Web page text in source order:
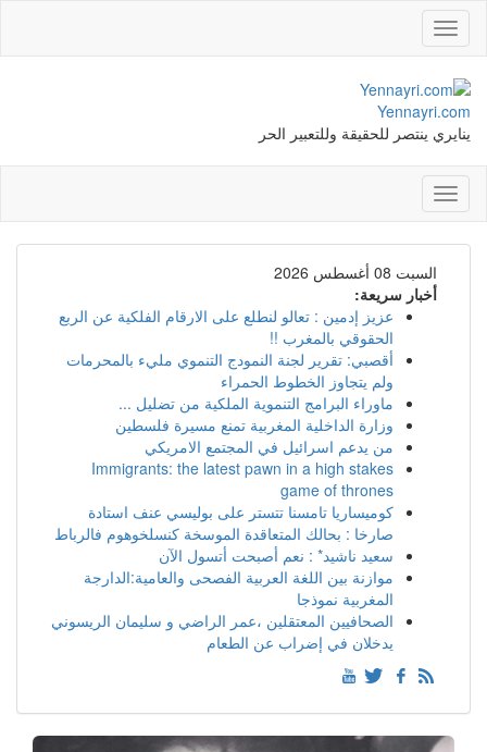
Toggle
navigation
Yennayri.com
ينايري ينتصر للحقيقة وللتعبير الحر
Toggle
navigation
السبت 08 أغسطس 2026
أخبار سريعة:
عزيز إدمين : تعالو لنطلع على الارقام الفلكية عن الربع
الحقوقي بالمغرب !!
أقصبي: تقرير لجنة النمودج التنموي مليء بالمحرمات
ولم يتجاوز الخطوط الحمراء
ماوراء البرامج التنموية الملكية من تضليل ...
وزارة الداخلية المغربية تمنع مسيرة فلسطين
من يدعم اسرائيل في المجتمع الامريكي
Immigrants: the latest pawn in a high stakes
game of thrones
كوميساريا تامسنا تتستر على بوليسي عنف استادة
صارخا : بحالك المتعاقدة الموسخة كنسلخوهوم فالرباط
سعيد ناشيد* : نعم أصبحت أتسول الآن
موازنة بين اللغة العربية الفصحى والعامية:الدارجة
المغربية نموذجا
الصحافيين المعتقلين ،عمر الراضي و سليمان الريسوني
يدخلان في إضراب عن الطعام